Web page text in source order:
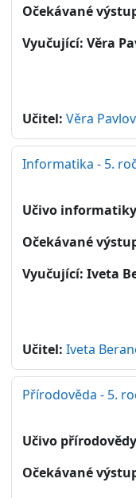
Očekávané
Vyučující: Věra
Učitel: Věra
Informatika - 5.
Učivo
Očekávané
Vyučující: Iveta
Učitel: Iveta
Přírodověda - 5.
Učivo
Očekávané